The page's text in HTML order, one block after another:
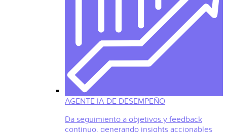
AGENTE IA DE DESEMPEÑO
Da seguimiento a objetivos y feedback
continuo, generando insights accionables